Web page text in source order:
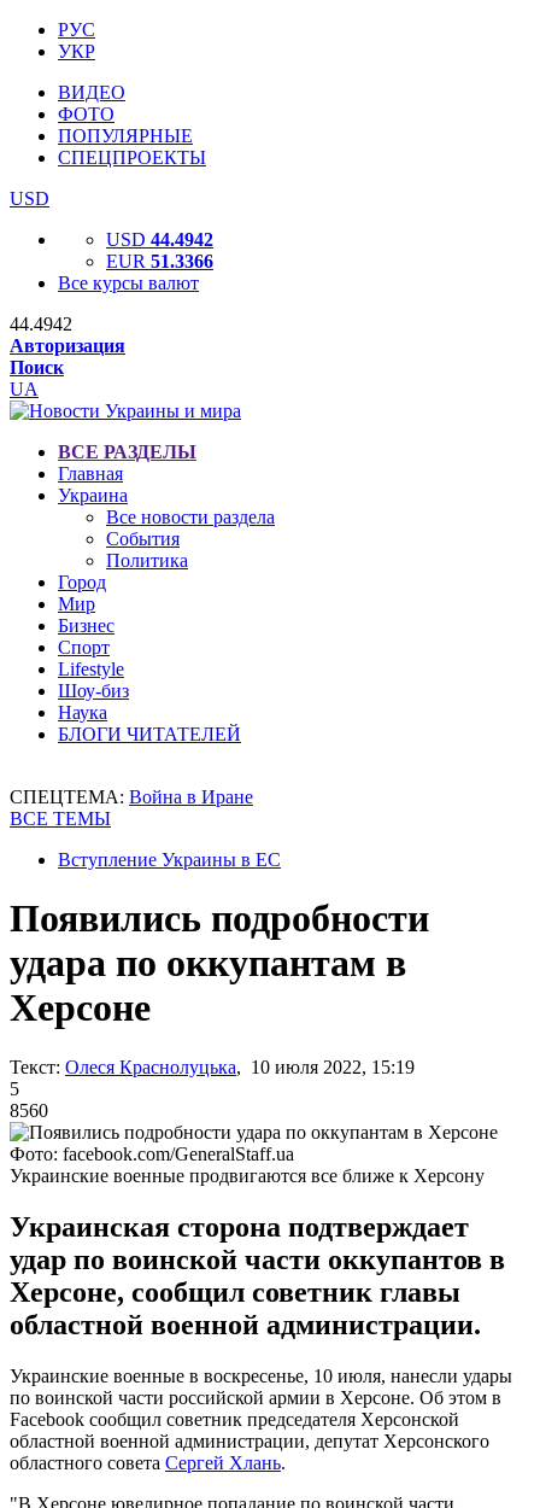
РУС
УКР
ВИДЕО
ФОТО
ПОПУЛЯРНЫЕ
СПЕЦПРОЕКТЫ
USD
USD 44.4942
EUR 51.3366
Все курсы валют
44.4942
Авторизация
Поиск
UA
ВСЕ РАЗДЕЛЫ
Главная
Украина
Все новости раздела
События
Политика
Город
Мир
Бизнес
Спорт
Lifestyle
Шоу-биз
Наука
БЛОГИ ЧИТАТЕЛЕЙ
СПЕЦТЕМА: Война в Иране
ВСЕ ТЕМЫ
Вступление Украины в ЕС
Появились подробности
удара по оккупантам в
Херсоне
Текст: Олеся Краснолуцька, 10 июля 2022, 15:19
5
8560
Фото: facebook.com/GeneralStaff.ua
Украинские военные продвигаются все ближе к Херсону
Украинская сторона подтверждает
удар по воинской части оккупантов в
Херсоне, сообщил советник главы
областной военной администрации.
Украинские военные в воскресенье, 10 июля, нанесли удары
по воинской части российской армии в Херсоне. Об этом в
Facebook сообщил советник председателя Херсонской
областной военной администрации, депутат Херсонского
областного совета Сергей Хлань.
"В Херсоне ювелирное попадание по воинской части